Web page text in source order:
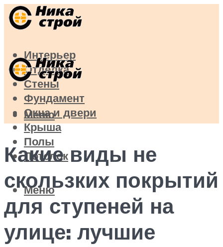
Интерьер
Отделка
Стены
Фундамент
Окна и двери
Крыша
Полы
Потолок
Меню
Меню
Какие виды не
скользких покрытий
для ступеней на
улице: лучшие